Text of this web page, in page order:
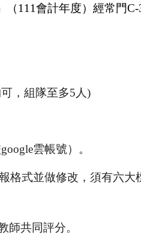
（11 1會計年度）經常門C-
，組隊至多5人)
雲帳號） 。
格式並做修改，須有六大
師共同評分。